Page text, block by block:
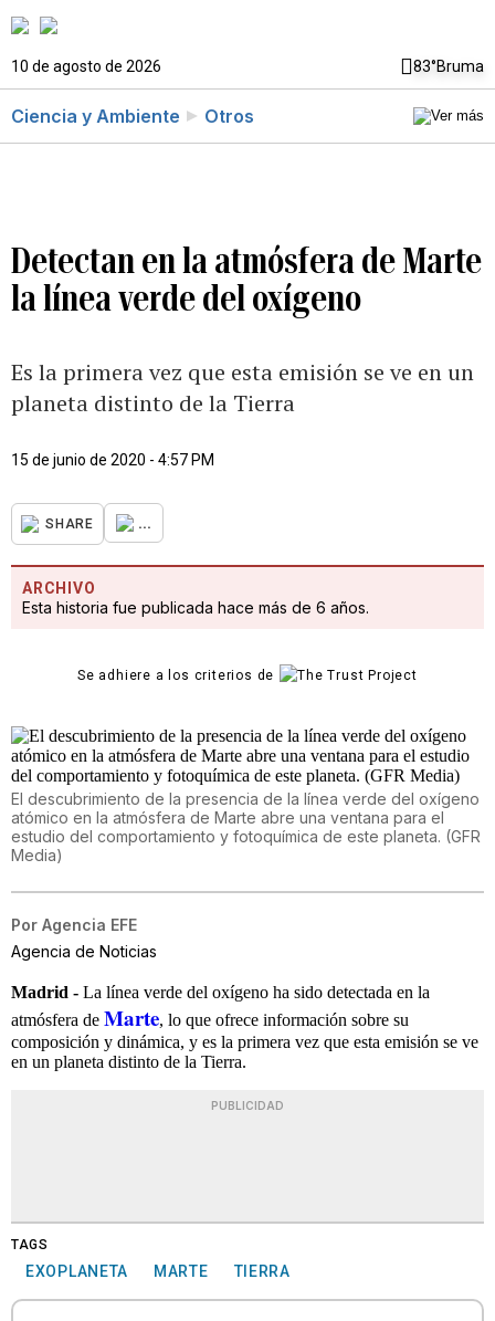
10 de agosto de 2026 83°Bruma
Ciencia y Ambiente Otros
Detectan en la atmósfera de Marte
la línea verde del oxígeno
Es la primera vez que esta emisión se ve en un
planeta distinto de la Tierra
15 de junio de 2020 - 4:57 PM
SHARE ...
ARCHIVO
Esta historia fue publicada hace más de 6 años.
Se adhiere a los criterios de
El descubrimiento de la presencia de la línea verde del oxígeno
atómico en la atmósfera de Marte abre una ventana para el
estudio del comportamiento y fotoquímica de este planeta. (GFR
Media)
Por Agencia EFE
Agencia de Noticias
Madrid - La línea verde del oxígeno ha sido detectada en la
atmósfera de Marte, lo que ofrece información sobre su
composición y dinámica, y es la primera vez que esta emisión se ve
en un planeta distinto de la Tierra.
PUBLICIDAD
TAGS
EXOPLANETA MARTE TIERRA